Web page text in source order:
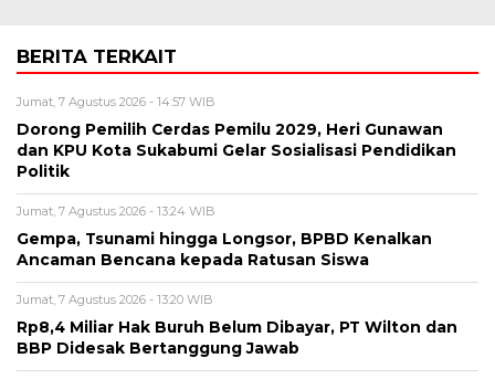
BERITA TERKAIT
Jumat, 7 Agustus 2026 - 14:57 WIB
Dorong Pemilih Cerdas Pemilu 2029, Heri Gunawan
dan KPU Kota Sukabumi Gelar Sosialisasi Pendidikan
Politik
Jumat, 7 Agustus 2026 - 13:24 WIB
Gempa, Tsunami hingga Longsor, BPBD Kenalkan
Ancaman Bencana kepada Ratusan Siswa
Jumat, 7 Agustus 2026 - 13:20 WIB
Rp8,4 Miliar Hak Buruh Belum Dibayar, PT Wilton dan
BBP Didesak Bertanggung Jawab